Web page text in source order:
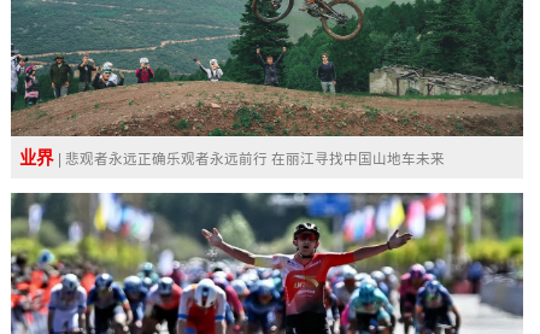
业界 | 悲观者永远正确乐观者永远前行 在丽江寻找中国山地车未来